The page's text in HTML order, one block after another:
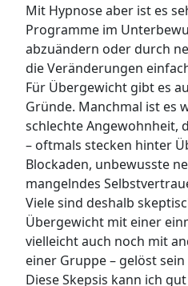
Mit Hypnose aber ist es
Programme im
abzuändern oder durch
die Veränderungen
Für Übergewicht gibt es
Gründe. Manchmal ist es
schlechte Angewohnheit,
– oftmals stecken hinter
Blockaden, unbewusste
mangelndes
Viele sind deshalb
Übergewicht mit einer
vielleicht auch noch mit
einer Gruppe – gelöst sein
Diese Skepsis kann ich